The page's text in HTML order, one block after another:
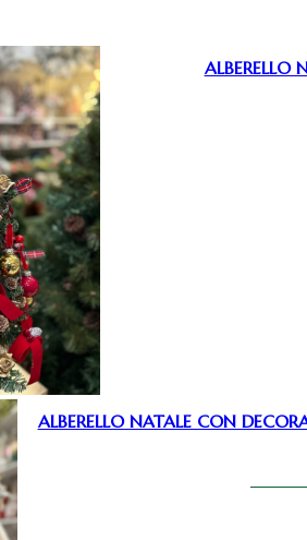
ALBERELLO
ALBERELLO NATALE CON